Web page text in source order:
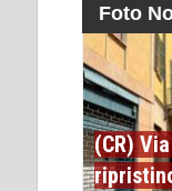
Foto
(CR)